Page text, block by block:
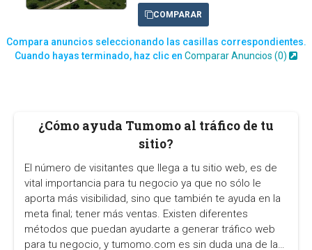
COMPARAR
Compara anuncios seleccionando las casillas correspondientes.
Cuando hayas terminado, haz clic en Comparar Anuncios (0)
¿Cómo ayuda Tumomo al tráfico de tu
sitio?
El número de visitantes que llega a tu sitio web, es de
vital importancia para tu negocio ya que no sólo le
aporta más visibilidad, sino que también te ayuda en la
meta final; tener más ventas. Existen diferentes
métodos que puedan ayudarte a generar tráfico web
para tu negocio, y tumomo.com es sin duda una de las